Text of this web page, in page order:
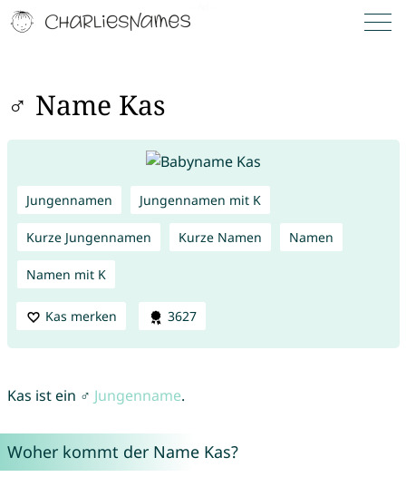
♂ Name Kas
Jungennamen Jungennamen mit K
Kurze Jungennamen Kurze Namen Namen
Namen mit K
Kas merken 3627
Kas ist ein ♂ Jungenname.
Woher kommt der Name Kas?